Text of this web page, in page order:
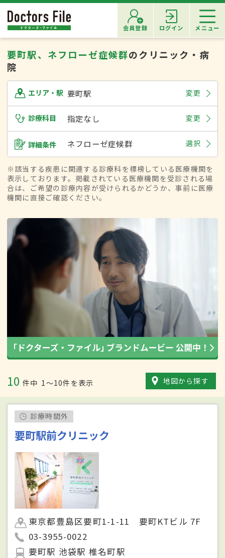
会員登録 ログイン メニュー
要町駅、ネフローゼ症候群のクリニック・病
院
エリア・駅 要町駅 変更
診療科目 指定なし 変更
詳細条件 ネフローゼ症候群 選択
※該当する疾患に関連する診療科を標榜している医療機関を
表示しております。掲載されている医療機関を受診される場
合は、ご希望の診療内容が受けられるかどうか、事前に医療
機関に直接ご確認ください。
10 件中 1〜10件を表示 地図から探す
診療時間外
要町駅前クリニック
東京都豊島区要町1-1-11 要町KTビル 7F
03-3955-0022
要町駅 池袋駅 椎名町駅